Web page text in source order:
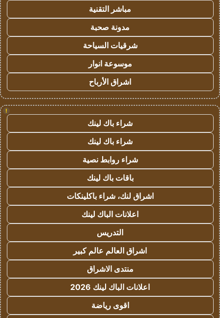
مباشر التقنية
مدونة صحبة
شرقيات السياحة
موسوعة انوار
اشراق الأرباح
!
شراء باك لينك
شراء باك لينك
شراء روابط نصية
باقات باك لينك
اشراق لنك، شراء باكلينكات
اعلانات الباك لينك
التدريس
اشراق العالم عالم كبير
منتدى الاشراق
اعلانات الباك لينك 2026
اقوى رياضة